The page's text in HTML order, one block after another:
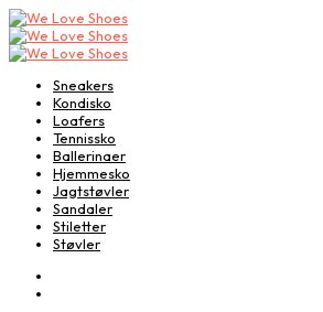
Sneakers
Kondisko
Loafers
Tennissko
Ballerinaer
Hjemmesko
Jagtstøvler
Sandaler
Stiletter
Støvler